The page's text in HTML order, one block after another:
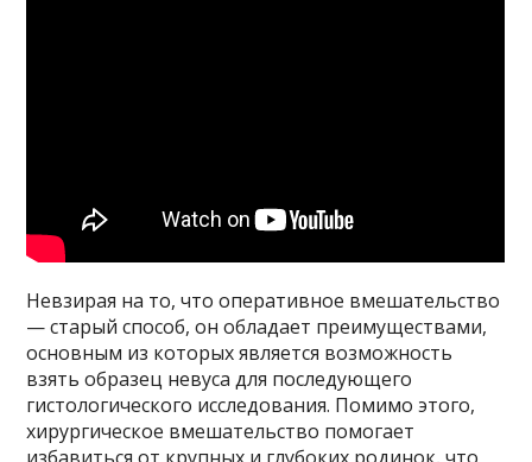
Невзирая на то, что оперативное вмешательство
— старый способ, он обладает преимуществами,
основным из которых является возможность
взять образец невуса для последующего
гистологического исследования. Помимо этого,
хирургическое вмешательство помогает